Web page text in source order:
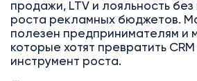
продажи, LTV и лояльность без
роста рекламных бюджетов.
полезен предпринимателям и
которые хотят превратить
инструмент роста.